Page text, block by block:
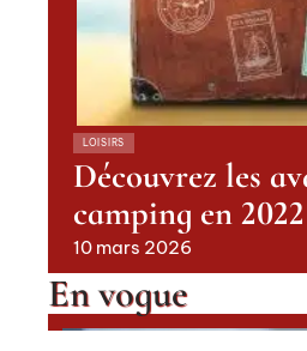
LOISIRS
Découvrez les
camping en 2022
10 mars 2026
En vogue